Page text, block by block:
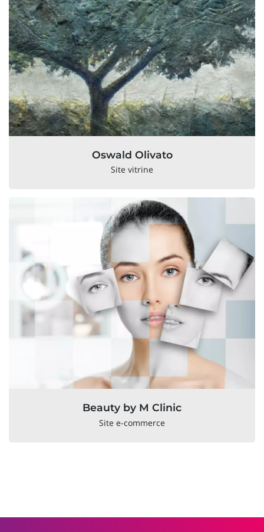
Oswald Olivato
Site vitrine
Beauty by M Clinic
Site e-commerce